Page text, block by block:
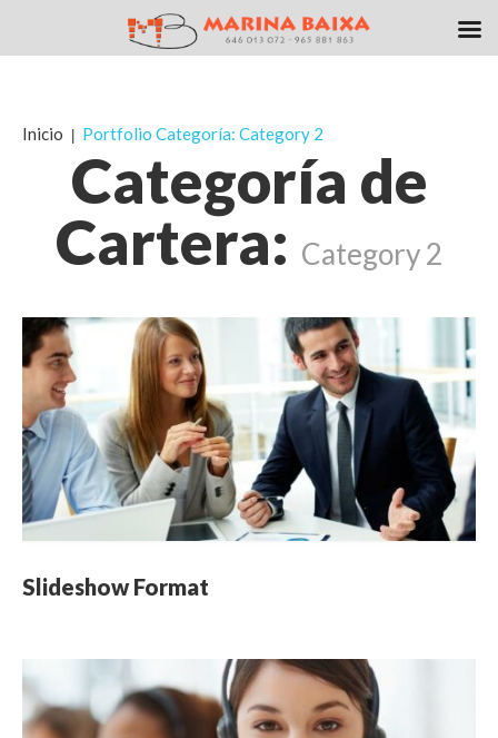
Categoría de
Cartera: Category 2
Inicio Portfolio Categoría: Category 2
Slideshow Format